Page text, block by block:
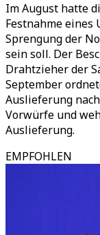
Im August hatte
Festnahme
Sprengung der
sein soll. Der
Drahtzieher der
September
Auslieferung
Vorwürfe und
Auslieferung.
EMPFOHLEN